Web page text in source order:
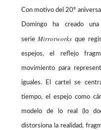
Con motivo del 20º
Domingo ha creado
serieMirrorworks que
espejos, el reflejo
movimiento para
iguales. El cartel se
tiempo, el espejo como
modelo de lo real (lo
distorsiona la realidad,